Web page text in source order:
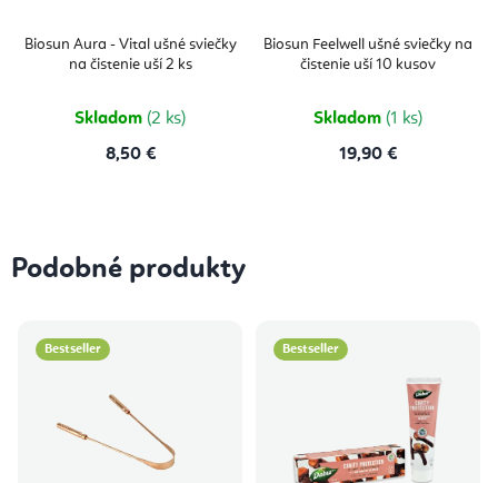
Biosun Aura - Vital ušné sviečky
na čistenie uší 2 ks
Skladom (2 ks)
8,50 €
Biosun Feelwell ušné sviečky na
čistenie uší 10 kusov
Skladom (1 ks)
19,90 €
Podobné produkty
Bestseller Bestseller